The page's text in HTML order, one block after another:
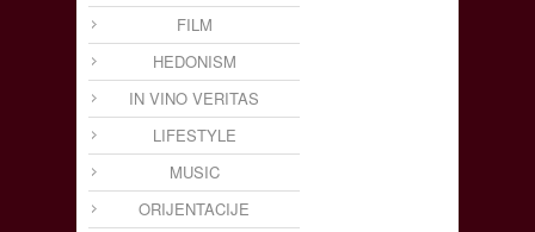
FILM
HEDONISM
IN VINO VERITAS
LIFESTYLE
MUSIC
ORIJENTACIJE